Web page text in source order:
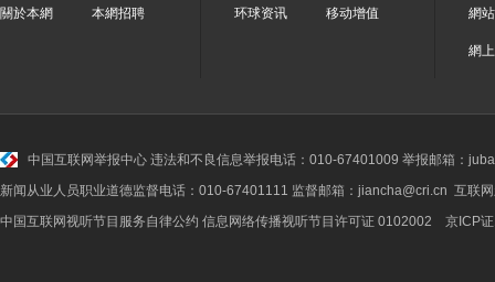
關於本網 本網招聘 环球资讯 移动增值 網
網
中国互联网举报中心 违法和不良信息举报电话：010-67401009 举报邮箱：
新闻从业人员职业道德监督电话：010-67401111 监督邮箱：jiancha@cri.cn 互联
中国互联网视听节目服务自律公约 信息网络传播视听节目许可证 0102002 京ICP